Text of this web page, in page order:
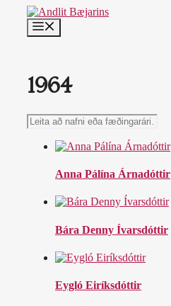
content
1964
Leita
að
nafni
fæðingarári…
Anna Pálína Árnadóttir
Bára Denny Ívarsdóttir
Eygló Eiríksdóttir